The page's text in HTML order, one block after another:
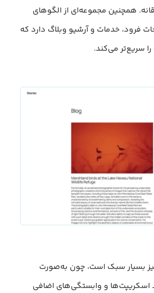
همچنین مجموعه‌ای از الگوهای
فرود، خدمات و آرشیو وبلاگ دارد که
را سریع‌تر می‌کند.
بسیار سبک است، چون به‌صورت
و وابستگی‌های اضافی